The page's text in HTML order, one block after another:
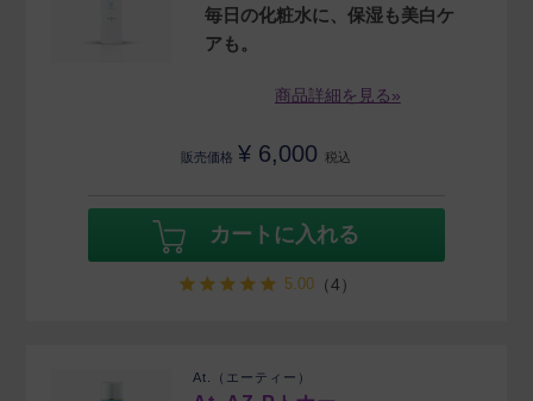
毎日の化粧水に、保湿も美白ケ
アも。
商品詳細を見る»
販売価格 ¥ 6,000 税込
カートに入れる
5.00（4）
At.（エーティー）